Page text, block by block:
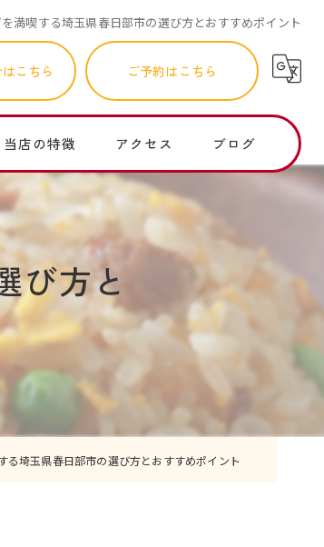
満喫する埼玉県春日部市の選び方とおすすめポイント
こちら ご予約はこちら
当店の特徴
町中華
ランチ
個人店
子連れ
レバニラ
アクセス ブログ
び方と
る埼玉県春日部市の選び方とおすすめポイント